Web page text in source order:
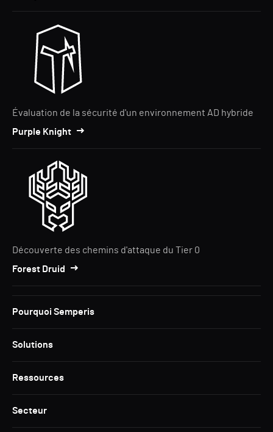
Évaluation de la sécurité d'un environnement AD hybride
Purple Knight
Découverte des chemins d'attaque du Tier 0
Forest Druid
Pourquoi Semperis
Solutions
Ressources
Secteur